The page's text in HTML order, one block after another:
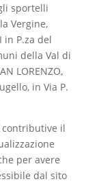
sportelli
Vergine,
in P.za del
della Val di
LORENZO,
in Via P.
contributive il
per avere
dal sito